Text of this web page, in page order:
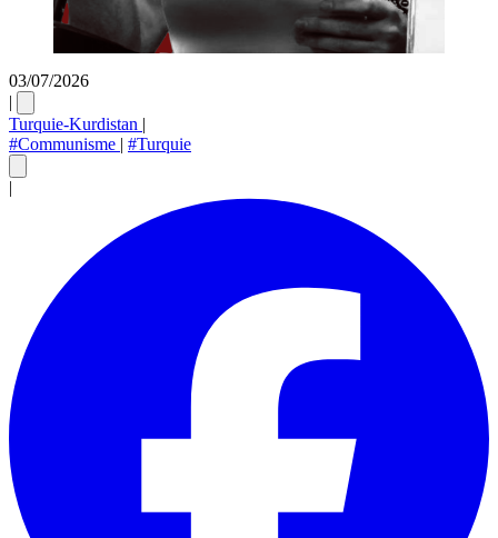
03/07/2026
|
Turquie-Kurdistan |
#Communisme | #Turquie
|